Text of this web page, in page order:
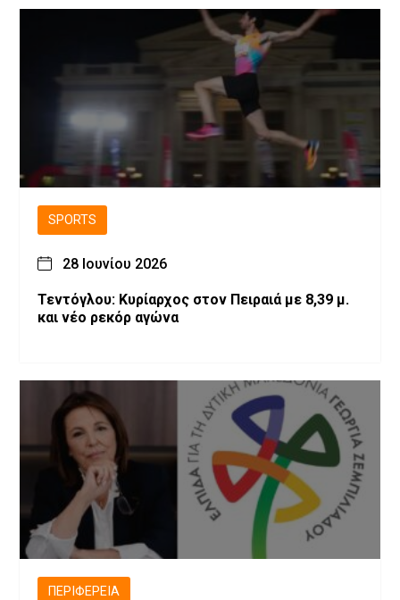
SPORTS
28 Ιουνίου 2026
Τεντόγλου: Κυρίαρχος στον Πειραιά με 8,39 μ.
και νέο ρεκόρ αγώνα
ΠΕΡΙΦΈΡΕΙΑ